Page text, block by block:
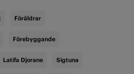
Föräldrar
Förebyggande
Latifa Djorane Sigtuna